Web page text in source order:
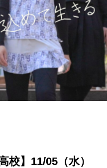
校】11/05（水）